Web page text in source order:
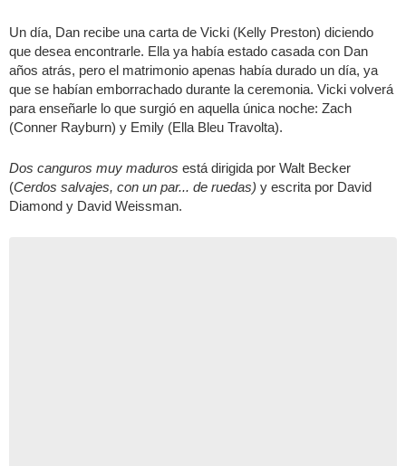
Un día, Dan recibe una carta de Vicki (Kelly Preston) diciendo
que desea encontrarle. Ella ya había estado casada con Dan
años atrás, pero el matrimonio apenas había durado un día, ya
que se habían emborrachado durante la ceremonia. Vicki volverá
para enseñarle lo que surgió en aquella única noche: Zach
(Conner Rayburn) y Emily (Ella Bleu Travolta).
Dos canguros muy maduros está dirigida por Walt Becker
(Cerdos salvajes, con un par... de ruedas) y escrita por David
Diamond y David Weissman.